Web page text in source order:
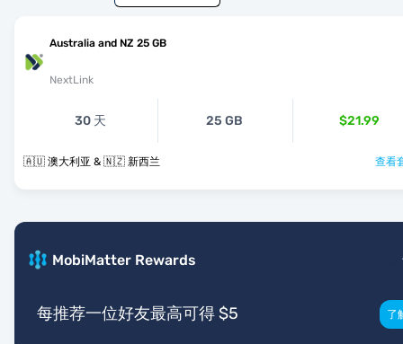
Australia and NZ 25 GB
NextLink
30 天 25 GB $21.99
🇦🇺 澳大利亚 & 🇳🇿 新西兰 查看
MobiMatter Rewards
每推荐一位好友最高可得 $5 了